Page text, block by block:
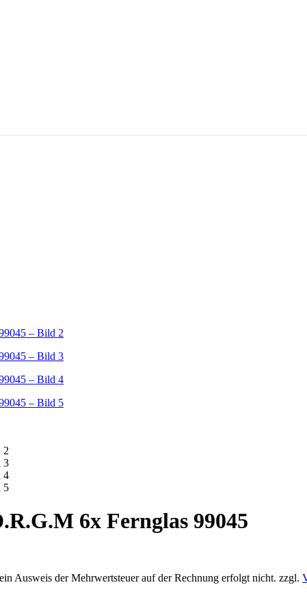
6x Fernglas 99045
Ausweis der Mehrwertsteuer auf der Rechnung erfolgt nicht. zzgl.